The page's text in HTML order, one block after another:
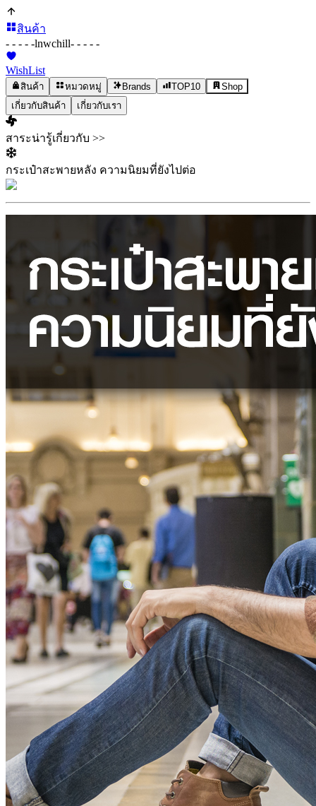
สินค้า
- - - - -lnwchill- - - - -
WishList
สินค้า หมวดหมู่ Brands TOP10
Shop
เกี่ยวกับสินค้า
เกี่ยวกับเรา
สาระน่ารู้เกี่ยวกับ >>
กระเป๋าสะพายหลัง ความนิยมที่ยังไปต่อ